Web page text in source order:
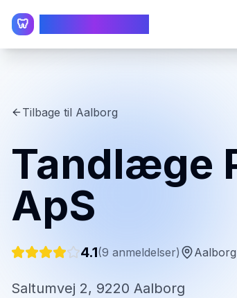
🦷
Tilbage til Aalborg
Tandlæge
ApS
4.1(9 anmeldelser) Aalborg
Saltumvej 2, 9220 Aalborg